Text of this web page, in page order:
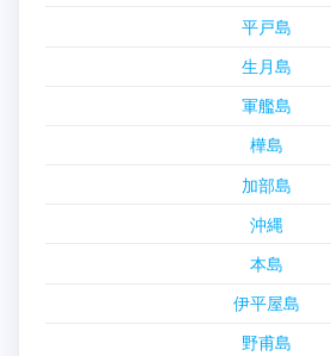
平戸島
生月島
軍艦島
樺島
加部島
沖縄
本島
伊平屋島
野甫島